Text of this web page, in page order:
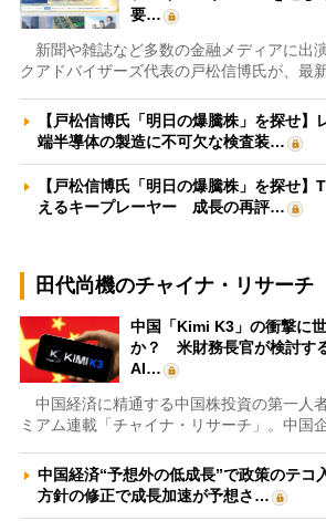
要…
新聞や雑誌など多数の金融メディアに出
クアドバイザーズ代表の戸松信博氏が、最
【戸松信博氏「明日の爆騰株」を探せ】
端半導体の製造に不可欠な検査装…
【戸松信博氏「明日の爆騰株」を探せ
えるキープレーヤー 成長の再評…
田代尚機のチャイナ・リサーチ
中国「Kimi K3」の衝撃に
か？ 米財務長官が検討す
AI…
中国経済に精通する中国株投資の第一人
ミアム連載「チャイナ・リサーチ」。中国
中国経済“予想外の低成長”で政策のテ
方針の修正で成長加速が予想さ…